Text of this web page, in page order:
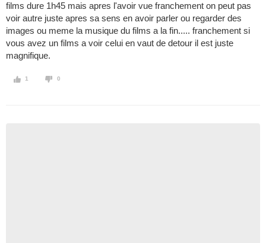
films dure 1h45 mais apres l'avoir vue franchement on peut pas
voir autre juste apres sa sens en avoir parler ou regarder des
images ou meme la musique du films a la fin..... franchement si
vous avez un films a voir celui en vaut de detour il est juste
magnifique.
1 0